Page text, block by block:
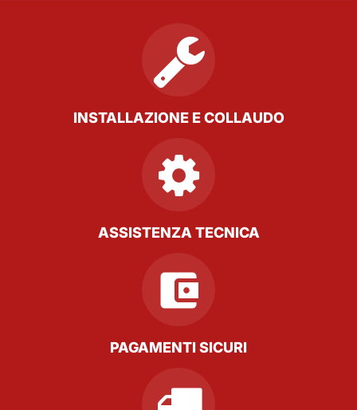
INSTALLAZIONE E COLLAUDO
ASSISTENZA TECNICA
PAGAMENTI SICURI